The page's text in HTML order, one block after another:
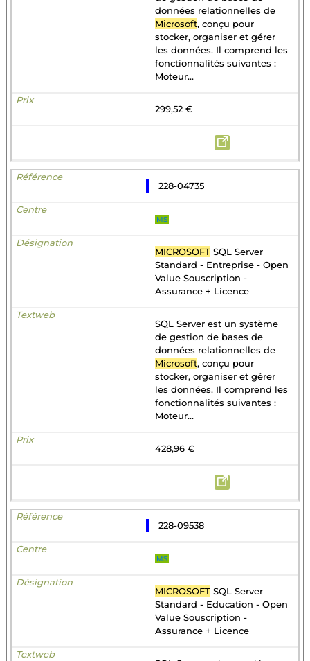
données relationnelles de
Microsoft, conçu pour
stocker, organiser et gérer
les données. Il comprend les
fonctionnalités suivantes :
Moteur...
299,52 €
228-04735
MS
MICROSOFT SQL Server
Standard - Entreprise - Open
Value Souscription -
Assurance + Licence
SQL Server est un système
de gestion de bases de
données relationnelles de
Microsoft, conçu pour
stocker, organiser et gérer
les données. Il comprend les
fonctionnalités suivantes :
Moteur...
428,96 €
228-09538
MS
MICROSOFT SQL Server
Standard - Education - Open
Value Souscription -
Assurance + Licence